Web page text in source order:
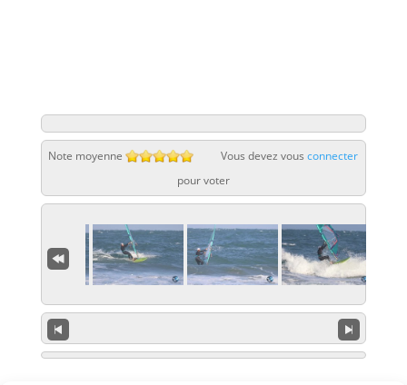
Note moyenne Vous devez vousconnecter
pour voter